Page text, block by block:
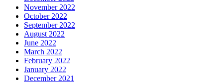
November 2022
October 2022
September 2022
August 2022
June 2022
March 2022
February 2022
January 2022
December 2021